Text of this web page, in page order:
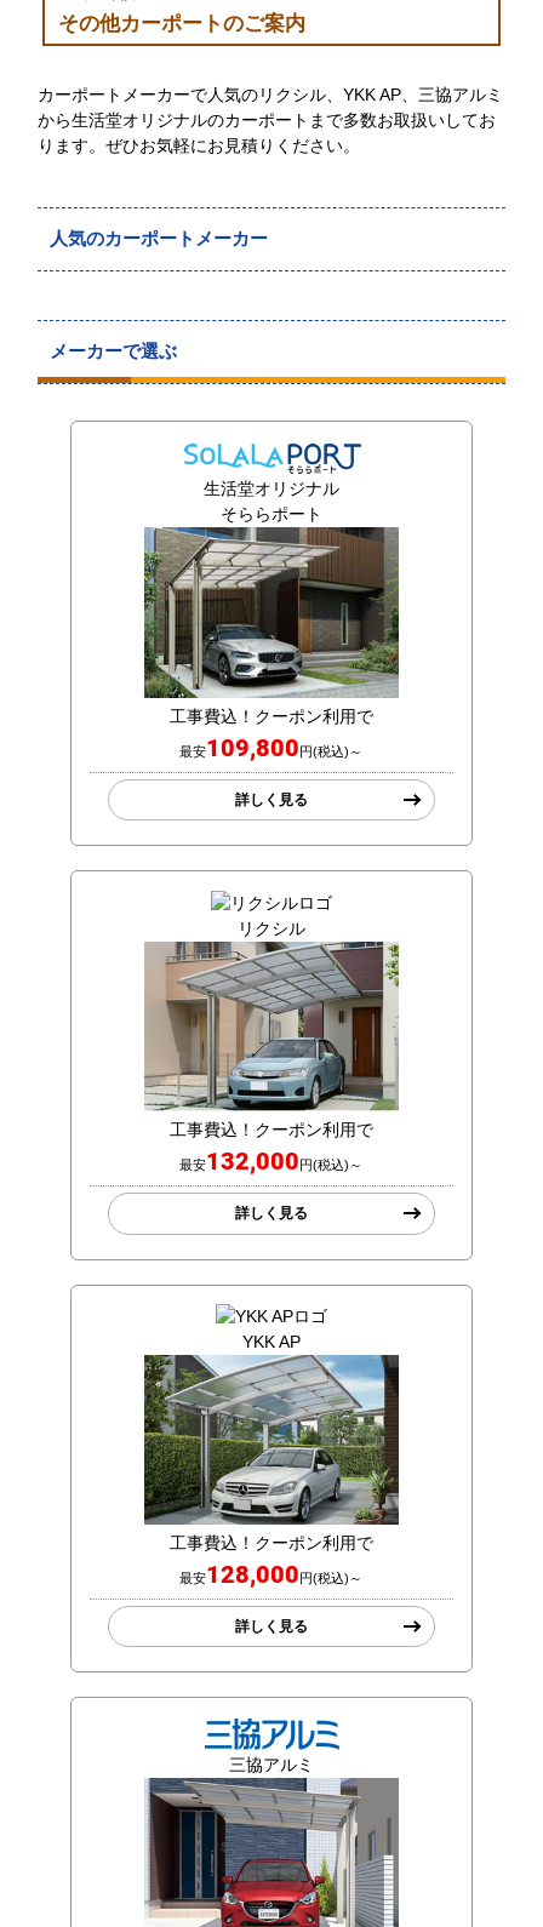
その他カーポートのご案内
カーポートメーカーで人気のリクシル、YKK AP、三協アルミ
から生活堂オリジナルのカーポートまで多数お取扱いしてお
ります。ぜひお気軽にお見積りください。
人気のカーポートメーカー
メーカーで選ぶ
生活堂オリジナル
そららポート
工事費込！クーポン利用で
最安109,800円(税込)～
詳しく見る
リクシル
工事費込！クーポン利用で
最安132,000円(税込)～
詳しく見る
YKK AP
工事費込！クーポン利用で
最安128,000円(税込)～
詳しく見る
三協アルミ